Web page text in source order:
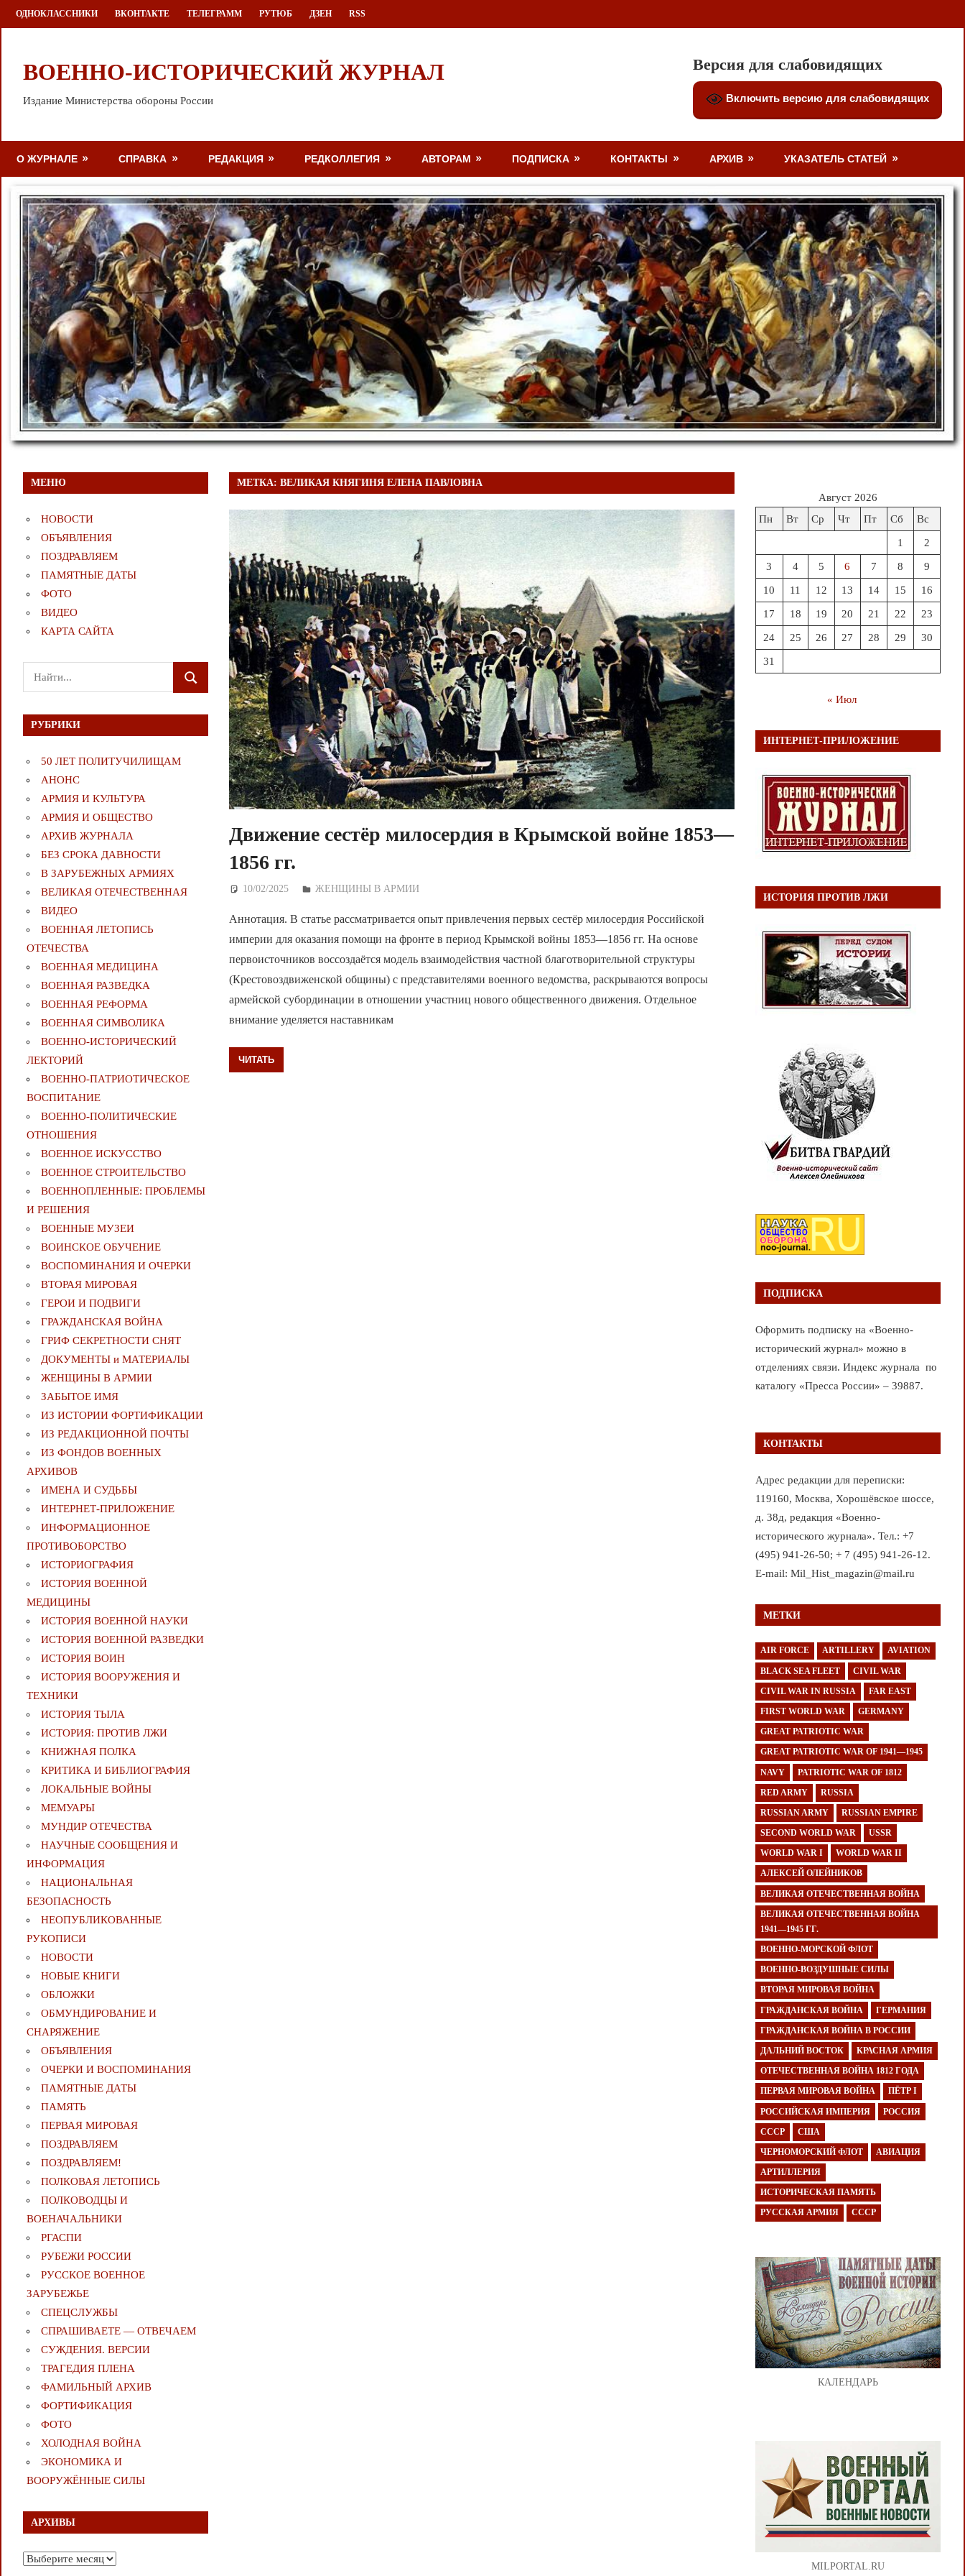
Перейти
к
ОДНОКЛАССНИКИ ВКОНТАКТЕ ТЕЛЕГРАММ РУТЮБ ДЗЕН RSS
ВОЕННО-ИСТОРИЧЕСКИЙ ЖУРНАЛ
Издание Министерства обороны России
Версия для слабовидящих
Включить версию для слабовидящих
О ЖУРНАЛЕ СПРАВКА РЕДАКЦИЯ РЕДКОЛЛЕГИЯ АВТОРАМ ПОДПИСКА КОНТАКТЫ АРХИВ УКАЗАТЕЛЬ СТАТЕЙ
МЕТКА:ВЕЛИКАЯ КНЯГИНЯ ЕЛЕНА ПАВЛОВНА
Движение сестёр милосердия в Крымской войне 1853—
1856 гг.
10/02/2025 Дежурный по Редакции
ЖЕНЩИНЫ В АРМИИ
Аннотация. В статье рассматривается опыт привлечения первых сестёр милосердия Российской
империи для оказания помощи на фронте в период Крымской войны 1853—1856 гг. На основе
первоисточников воссоздаётся модель взаимодействия частной благотворительной структуры
(Крестовоздвиженской общины) с представителями военного ведомства, раскрываются вопросы
армейской субординации в отношении участниц нового общественного движения. Отдельное
внимание уделяется наставникам
ЧИТАТЬ
МЕНЮ
НОВОСТИ
ОБЪЯВЛЕНИЯ
ПОЗДРАВЛЯЕМ
ПАМЯТНЫЕ ДАТЫ
ФОТО
ВИДЕО
КАРТА САЙТА
Поиск
для:
ПОИСК
РУБРИКИ
50 ЛЕТ ПОЛИТУЧИЛИЩАМ
АНОНС
АРМИЯ И КУЛЬТУРА
АРМИЯ И ОБЩЕСТВО
АРХИВ ЖУРНАЛА
БЕЗ СРОКА ДАВНОСТИ
В ЗАРУБЕЖНЫХ АРМИЯХ
ВЕЛИКАЯ ОТЕЧЕСТВЕННАЯ
ВИДЕО
ВОЕННАЯ ЛЕТОПИСЬ
ОТЕЧЕСТВА
ВОЕННАЯ МЕДИЦИНА
ВОЕННАЯ РАЗВЕДКА
ВОЕННАЯ РЕФОРМА
ВОЕННАЯ СИМВОЛИКА
ВОЕННО-ИСТОРИЧЕСКИЙ
ЛЕКТОРИЙ
ВОЕННО-ПАТРИОТИЧЕСКОЕ
ВОСПИТАНИЕ
ВОЕННО-ПОЛИТИЧЕСКИE
ОТНОШЕНИЯ
ВОЕННОЕ ИСКУССТВО
ВОЕННОЕ СТРОИТЕЛЬСТВО
ВОЕННОПЛЕННЫЕ: ПРОБЛЕМЫ
И РЕШЕНИЯ
ВОЕННЫЕ МУЗЕИ
ВОИНСКОЕ ОБУЧЕНИЕ
ВОСПОМИНАНИЯ И ОЧЕРКИ
ВТОРАЯ МИРОВАЯ
ГЕРОИ И ПОДВИГИ
ГРАЖДАНСКАЯ ВОЙНА
ГРИФ СЕКРЕТНОСТИ СНЯТ
ДОКУМЕНТЫ и МАТЕРИАЛЫ
ЖЕНЩИНЫ В АРМИИ
ЗАБЫТОЕ ИМЯ
ИЗ ИСТОРИИ ФОРТИФИКАЦИИ
ИЗ РЕДАКЦИОННОЙ ПОЧТЫ
ИЗ ФОНДОВ ВОЕННЫХ
АРХИВОВ
ИМЕНА И СУДЬБЫ
ИНТЕРНЕТ-ПРИЛОЖЕНИЕ
ИНФОРМАЦИОННОЕ
ПРОТИВОБОРСТВО
ИСТОРИОГРАФИЯ
ИСТОРИЯ ВОЕННОЙ
МЕДИЦИНЫ
ИСТОРИЯ ВОЕННОЙ НАУКИ
ИСТОРИЯ ВОЕННОЙ РАЗВЕДКИ
ИСТОРИЯ ВОИН
ИСТОРИЯ ВООРУЖЕНИЯ И
ТЕХНИКИ
ИСТОРИЯ ТЫЛА
ИСТОРИЯ: ПРОТИВ ЛЖИ
КНИЖНАЯ ПОЛКА
КРИТИКА И БИБЛИОГРАФИЯ
ЛОКАЛЬНЫЕ ВОЙНЫ
МЕМУАРЫ
МУНДИР ОТЕЧЕСТВА
НАУЧНЫЕ СООБЩЕНИЯ И
ИНФОРМАЦИЯ
НАЦИОНАЛЬНАЯ
БЕЗОПАСНОСТЬ
НЕОПУБЛИКОВАННЫЕ
РУКОПИСИ
НОВОСТИ
НОВЫЕ КНИГИ
ОБЛОЖКИ
ОБМУНДИРОВАНИЕ И
СНАРЯЖЕНИЕ
ОБЪЯВЛЕНИЯ
ОЧЕРКИ И ВОСПОМИНАНИЯ
ПАМЯТНЫЕ ДАТЫ
ПАМЯТЬ
ПЕРВАЯ МИРОВАЯ
ПОЗДРАВЛЯЕМ
ПОЗДРАВЛЯЕМ!
ПОЛКОВАЯ ЛЕТОПИСЬ
ПОЛКОВОДЦЫ И
ВОЕНАЧАЛЬНИКИ
РГАСПИ
РУБЕЖИ РОССИИ
РУССКОЕ ВОЕННОЕ
ЗАРУБЕЖЬЕ
СПЕЦСЛУЖБЫ
СПРАШИВАЕТЕ — ОТВЕЧАЕМ
СУЖДЕНИЯ. ВЕРСИИ
ТРАГЕДИЯ ПЛЕНА
ФАМИЛЬНЫЙ АРХИВ
ФОРТИФИКАЦИЯ
ФОТО
ХОЛОДНАЯ ВОЙНА
ЭКОНОМИКА И
ВООРУЖЁННЫЕ СИЛЫ
АРХИВЫ
Архивы
Август 2026
Пн
Вт Ср Чт Пт Сб Вс
1 2
3 4 5 6 7 8 9
10 11 12 13 14 15 16
17 18 19 20 21 22 23
24 25 26 27 28 29 30
31
« Июл
ИНТЕРНЕТ-ПРИЛОЖЕНИЕ
ИСТОРИЯ ПРОТИВ ЛЖИ
ПОДПИСКА
Оформить подписку на «Военно-
исторический журнал» можно в
отделениях связи. Индекс журнала по
каталогу «Пресса России» – 39887.
КОНТАКТЫ
Адрес редакции для переписки:
119160, Москва, Хорошёвское шоссе,
д. 38д, редакция «Военно-
исторического журнала». Тел.: +7
(495) 941-26-50; + 7 (495) 941-26-12.
E-mail: Mil_Hist_magazin@mail.ru
МЕТКИ
AIR FORCE ARTILLERY AVIATION
BLACK SEA FLEET CIVIL WAR
CIVIL WAR IN RUSSIA FAR EAST
FIRST WORLD WAR GERMANY
GREAT PATRIOTIC WAR
GREAT PATRIOTIC WAR OF 1941—1945
NAVY PATRIOTIC WAR OF 1812
RED ARMY RUSSIA
RUSSIAN ARMY RUSSIAN EMPIRE
SECOND WORLD WAR USSR
WORLD WAR I WORLD WAR II
АЛЕКСЕЙ ОЛЕЙНИКОВ
ВЕЛИКАЯ ОТЕЧЕСТВЕННАЯ ВОЙНА
ВЕЛИКАЯ ОТЕЧЕСТВЕННАЯ ВОЙНА
1941—1945 ГГ.
ВОЕННО-МОРСКОЙ ФЛОТ
ВОЕННО-ВОЗДУШНЫЕ СИЛЫ
ВТОРАЯ МИРОВАЯ ВОЙНА
ГРАЖДАНСКАЯ ВОЙНА ГЕРМАНИЯ
ГРАЖДАНСКАЯ ВОЙНА В РОССИИ
ДАЛЬНИЙ ВОСТОК КРАСНАЯ АРМИЯ
ОТЕЧЕСТВЕННАЯ ВОЙНА 1812 ГОДА
ПЕРВАЯ МИРОВАЯ ВОЙНА ПЁТР I
РОССИЙСКАЯ ИМПЕРИЯ РОССИЯ
СССР США
ЧЕРНОМОРСКИЙ ФЛОТ АВИАЦИЯ
АРТИЛЛЕРИЯ
ИСТОРИЧЕСКАЯ ПАМЯТЬ
РУССКАЯ АРМИЯ СССР
КАЛЕНДАРЬ
MILPORTAL.RU